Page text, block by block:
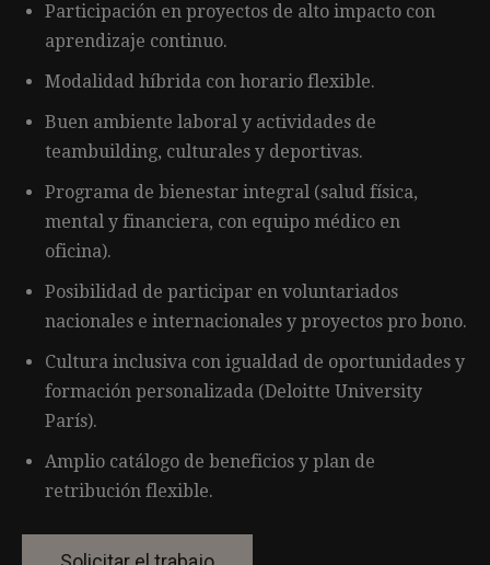
Participación en proyectos de alto impacto con
aprendizaje continuo.
Modalidad híbrida con horario flexible.
Buen ambiente laboral y actividades de
teambuilding, culturales y deportivas.
Programa de bienestar integral (salud física,
mental y financiera, con equipo médico en
oficina).
Posibilidad de participar en voluntariados
nacionales e internacionales y proyectos pro bono.
Cultura inclusiva con igualdad de oportunidades y
formación personalizada (Deloitte University
París).
Amplio catálogo de beneficios y plan de
retribución flexible.